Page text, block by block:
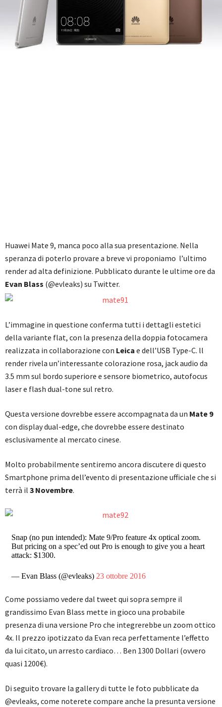
Huawei Mate 9, manca poco alla sua presentazione. Nella
speranza di poterlo provare a breve vi proponiamo l’ultimo
render ad alta definizione. Pubblicato durante le ultime ore da
Evan Blass (@evleaks) su Twitter.
L’immagine in questione conferma tutti i dettagli estetici
della variante flat, con la presenza della doppia fotocamera
realizzata in collaborazione con Leica e dell’USB Type-C. ll
render rivela un’interessante colorazione rosa, jack audio da
3.5 mm sul bordo superiore e sensore biometrico, autofocus
laser e flash dual-tone sul retro.
Questa versione dovrebbe essere accompagnata da un Mate 9
con display dual-edge, che dovrebbe essere destinato
esclusivamente al mercato cinese.
Molto probabilmente sentiremo ancora discutere di questo
Smartphone prima dell’evento di presentazione ufficiale che si
terrà il 3 Novembre.
Snap (no pun intended): Mate 9/Pro feature 4x optical zoom.
But pricing on a spec’ed out Pro is enough to give you a heart
attack: $1300.
— Evan Blass (@evleaks) 23 ottobre 2016
Come possiamo vedere dal tweet qui sopra sempre il
grandissimo Evan Blass mette in gioco una probabile
presenza di una versione Pro che integrerebbe un zoom ottico
4x. Il prezzo ipotizzato da Evan reca perfettamente l’effetto
da lui citato, un arresto cardiaco… Ben 1300 Dollari (ovvero
quasi 1200€).
Di seguito trovare la gallery di tutte le foto pubblicate da
@evleaks, come noterete compare anche la presunta versione